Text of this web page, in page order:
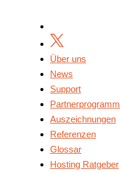
Über uns
News
Support
Partnerprogramm
Auszeichnungen
Referenzen
Glossar
Hosting Ratgeber